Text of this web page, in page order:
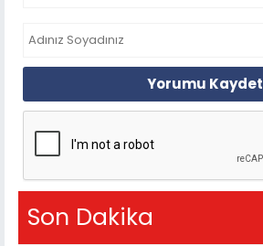
Yorumu Kaydet
Son Dakika